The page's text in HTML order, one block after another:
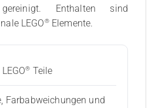
Enthalten sind
LEGO®Elemente.
® Teile
Farbabweichungen und